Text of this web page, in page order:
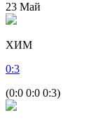
23 Май
ХИМ
0:3
(0:0 0:0 0:3)